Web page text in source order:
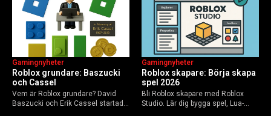
Roblox grundare: Baszucki
och Cassel
Gamingnyheter
Vem är Roblox grundare? David
Baszucki och Erik Cassel startade
Roblox skapare: Börja skapa
spel 2026
Gamingnyheter
Bli Roblox skapare med Roblox
Studio. Lär dig bygga spel, Lua-